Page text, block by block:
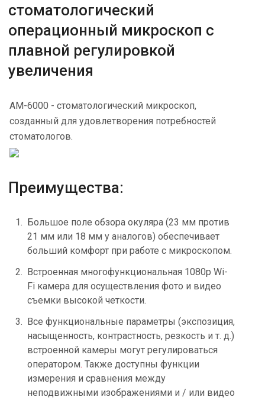
стоматологический
операционный микроскоп с
плавной регулировкой
увеличения
AM-6000 - стоматологический микроскоп,
созданный для удовлетворения потребностей
стоматологов.
Преимущества:
Большое поле обзора окуляра (23 мм против
21 мм или 18 мм у аналогов) обеспечивает
больший комфорт при работе с микроскопом.
Встроенная многофункциональная 1080p Wi-
Fi камера для осуществления фото и видео
съемки высокой четкости.
Все функциональные параметры (экспозиция,
насыщенность, контрастность, резкость и т. д.)
встроенной камеры могут регулироваться
оператором. Также доступны функции
измерения и сравнения между
неподвижными изображениями и / или видео